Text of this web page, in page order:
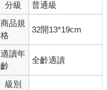
分級 普通級
商品規
格
32開13*19cm
適讀年
齡
全齡適讀
級別